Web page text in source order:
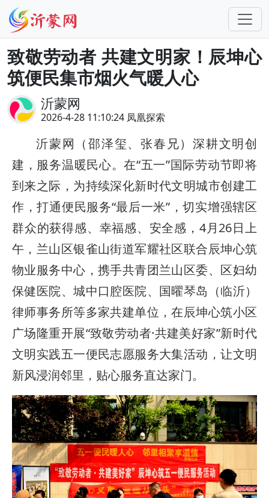
致敬劳动者 共建文明家！辰坤心
筑便民集市烟火气暖人心
沂蒙网
2026-4-28 11:10:24 凤凰探索
沂蒙网（邵泽玺、张春兄）深耕文明创
建，服务温暖民心。在“五一”国际劳动节即将
到来之际，为持续深化新时代文明城市创建工
作，打通便民服务“最后一米”，切实增强辖区
群众的获得感、幸福感、安全感，4月26日上
午，兰山区银雀山街道军耀社区联合辰坤心筑
物业服务中心，携手共青团兰山区委、区妇幼
保健医院、城中口腔医院、国曜琴岛（临沂）
律师事务所等多家共建单位，在辰坤心筑小区
广场隆重开展“致敬劳动者·共建美好家”新时代
文明实践五一便民志愿服务大集活动，让文明
新风浸润邻里，贴心服务直达家门。